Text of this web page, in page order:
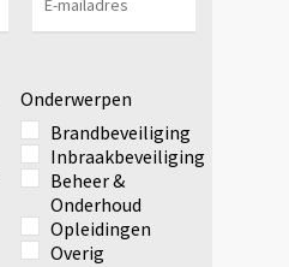
Onderwerpen
Brandbeveiliging
Inbraakbeveiliging
Beheer &
Onderhoud
Opleidingen
Overig